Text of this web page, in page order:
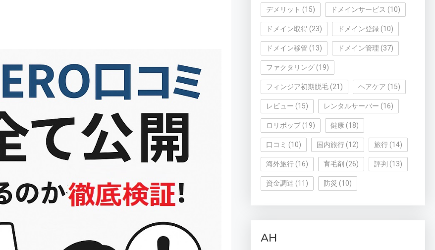
デメリット (15) ドメインサービス (10)
ドメイン取得(23) ドメイン登録 (10)
ドメイン移管 (13) ドメイン管理 (37)
ファクタリング(19)
フィンジア初期脱毛(21) ヘアケア (15)
レビュー (15) レンタルサーバー (16)
ロリポップ(19) 健康(18)
口コミ (10) 国内旅行(12) 旅行(14)
海外旅行(16) 育毛剤 (26) 評判 (13)
資金調達 (11) 防災 (10)
AH